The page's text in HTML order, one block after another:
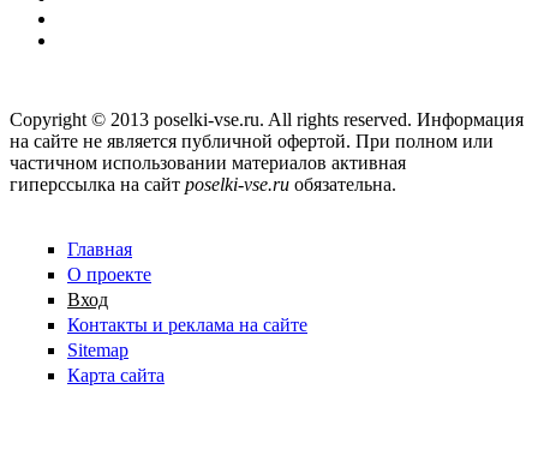
Copyright © 2013 poselki-vse.ru. All rights reserved. Информация
на сайте не является публичной офертой. При полном или
частичном использовании материалов активная
гиперссылка на сайт poselki-vse.ru​ обязательна.
Главная
О проекте
Вход
Контакты и реклама на сайте
Sitemap
Карта сайта